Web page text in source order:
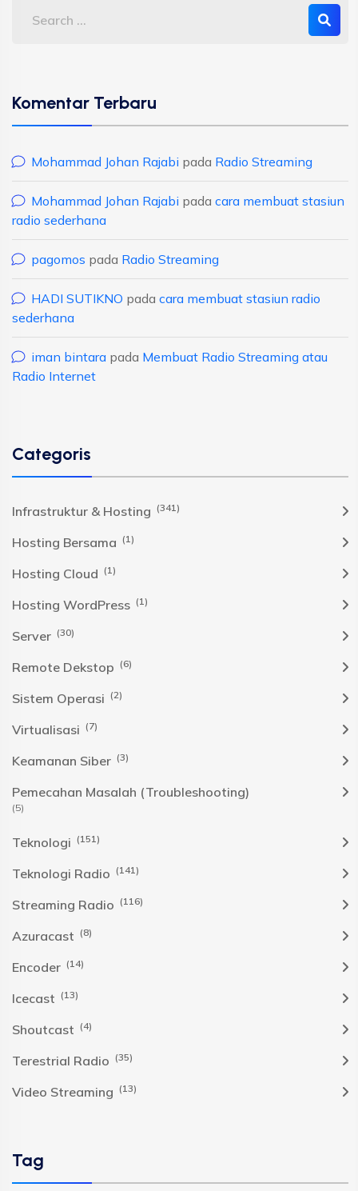
Komentar Terbaru
Mohammad Johan Rajabi pada Radio Streaming
Mohammad Johan Rajabi pada cara membuat stasiun
radio sederhana
pagomos pada Radio Streaming
HADI SUTIKNO pada cara membuat stasiun radio
sederhana
iman bintara pada Membuat Radio Streaming atau
Radio Internet
Categoris
Infrastruktur & Hosting (341)
Hosting Bersama (1)
Hosting Cloud (1)
Hosting WordPress (1)
Server (30)
Remote Dekstop (6)
Sistem Operasi (2)
Virtualisasi (7)
Keamanan Siber (3)
Pemecahan Masalah (Troubleshooting)
(5)
Teknologi (151)
Teknologi Radio (141)
Streaming Radio (116)
Azuracast (8)
Encoder (14)
Icecast (13)
Shoutcast (4)
Terestrial Radio (35)
Video Streaming (13)
Tag